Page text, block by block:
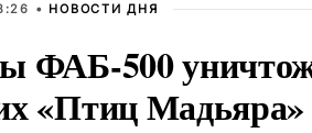
• НОВОСТИ ДНЯ
ФАБ-500
«Птиц Мадьяра»